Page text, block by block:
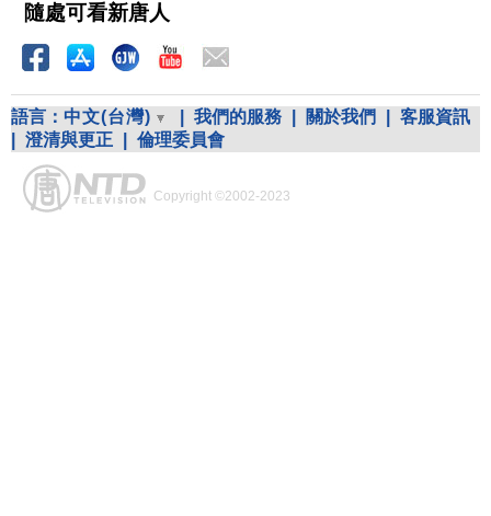
隨處可看新唐人
語言： 中文(台灣) 我們的服務 關於我們
客服資訊
澄清與更正 倫理委員會
Copyright ©2002-2023